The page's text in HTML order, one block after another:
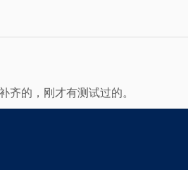
的，刚才有测试过的。